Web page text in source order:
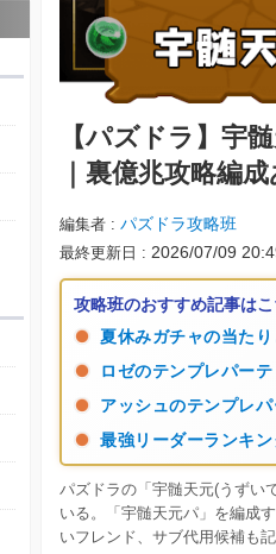
【パズドラ】 宇
｜裏億兆攻略編成
編集者 パズドラ攻略班
最終更新日 2026/07/09
攻略班のおすすめ記事はこ
夏休みガチャの当た
ロゼのテンプレパー
アッシュのテンプレ
最強リーダーランキ
パズドラの「宇髄天元(うずい
いる。「宇髄天元パ」を編成
いフレンド、サブ代用候補も